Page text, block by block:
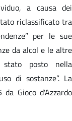
a causa dei
riclassificato tra
per le sue
da alcol e le altre
posto nella
di sostanze”. La
Gioco d'Azzardo